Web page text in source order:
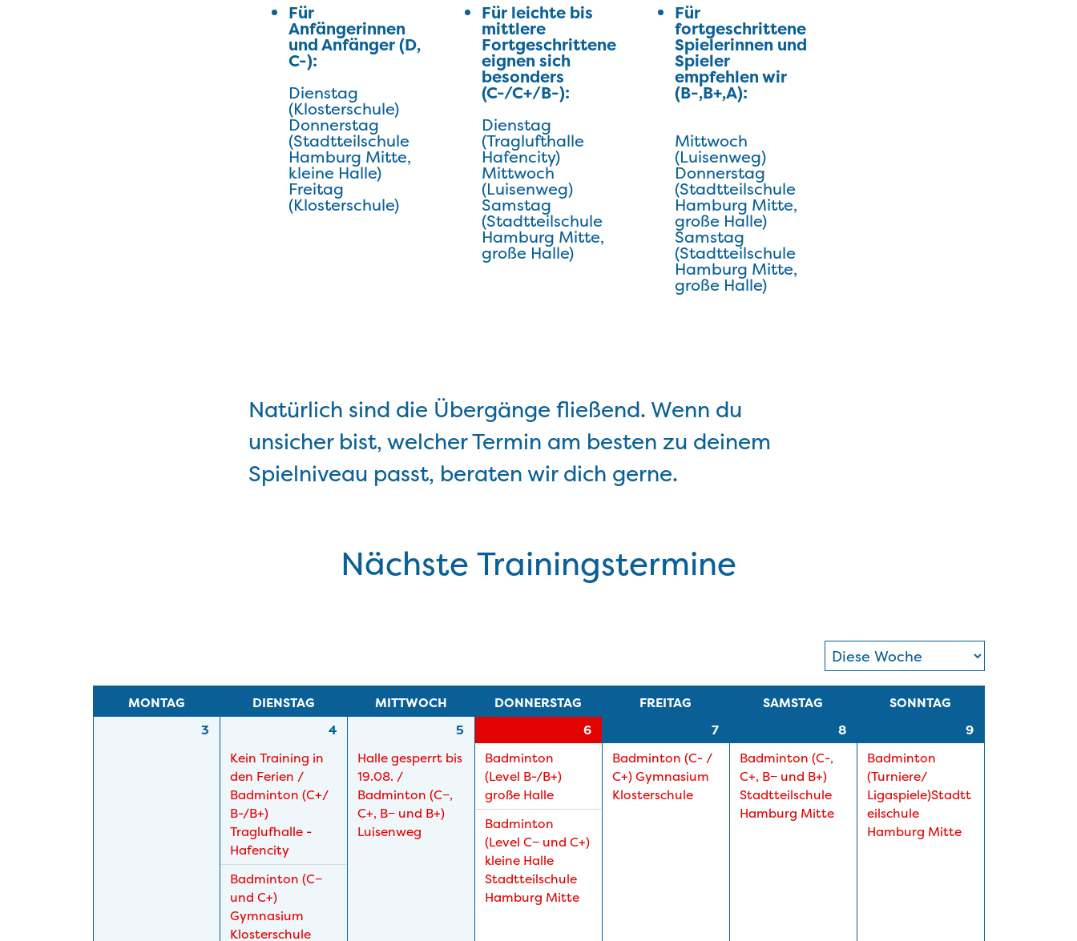
Für
Anfängerinnen
und Anfänger (D,
C-):
Dienstag
(Klosterschule)
Donnerstag
(Stadtteilschule
Hamburg Mitte,
kleine Halle)
Freitag
(Klosterschule)
Für leichte bis
mittlere
Fortgeschrittene
eignen sich
besonders
(C-/C+/B-):
Dienstag
(Traglufthalle
Hafencity)
Mittwoch
(Luisenweg)
Samstag
(Stadtteilschule
Hamburg Mitte,
große Halle)
Für
fortgeschrittene
Spielerinnen und
Spieler
empfehlen wir
(B-,B+,A):
Mittwoch
(Luisenweg)
Donnerstag
(Stadtteilschule
Hamburg Mitte,
große Halle)
Samstag
(Stadtteilschule
Hamburg Mitte,
große Halle)
Natürlich sind die Übergänge fließend. Wenn du
unsicher bist, welcher Termin am besten zu deinem
Spielniveau passt, beraten wir dich gerne.
Nächste Trainingstermine
Woche
MONTAG DIENSTAG MITTWOCH DONNERSTAG FREITAG SAMSTAG
SONNTAG
3
4
Kein Training in
den Ferien /
Badminton (C+/
B-/B+)
Traglufhalle -
Hafencity
Badminton (C−
und C+)
Gymnasium
Klosterschule
5
Halle gesperrt bis
19.08. /
Badminton (C−,
C+, B− und B+)
Luisenweg
6
Badminton
(Level B-/B+)
große Halle
Badminton
(Level C− und C+)
kleine Halle
Stadtteilschule
Hamburg Mitte
7
Badminton (C- /
C+) Gymnasium
Klosterschule
8
Badminton (C-,
C+, B− und B+)
Stadtteilschule
Hamburg Mitte
9
Badminton
(Turniere/
Ligaspiele)Stadtt
eilschule
Hamburg Mitte